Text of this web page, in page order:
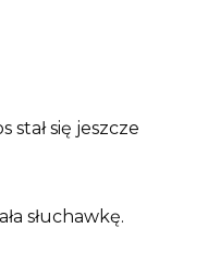
stał się jeszcze
słuchawkę.